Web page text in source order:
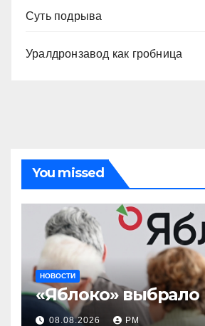
Суть подрыва
Уралдронзавод как гробница
You missed
НОВОСТИ
«Яблоко» выбрало
08.08.2026 РМ